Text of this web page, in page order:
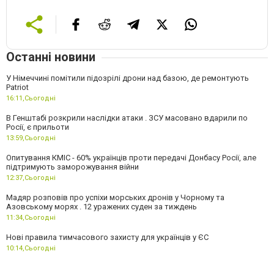
Останні новини
У Німеччині помітили підозрілі дрони над базою, де ремонтують
Patriot
16:11, Сьогодні
В Генштабі розкрили наслідки атаки . ЗСУ масовано вдарили по
Росії, є прильоти
13:59, Сьогодні
Опитування КМІС - 60% українців проти передачі Донбасу Росії, але
підтримують заморожування війни
12:37, Сьогодні
Мадяр розповів про успіхи морських дронів у Чорному та
Азовському морях . 12 уражених суден за тиждень
11:34, Сьогодні
Нові правила тимчасового захисту для українців у ЄС
10:14, Сьогодні